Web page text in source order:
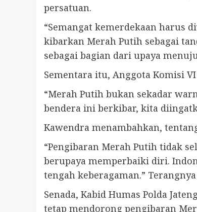
persatuan.
“Semangat kemerdekaan harus
kibarkan Merah Putih sebagai
sebagai bagian dari upaya
Sementara itu, Anggota Komisi
“Merah Putih bukan sekadar
bendera ini berkibar, kita
Kawendra menambahkan,
“Pengibaran Merah Putih tidak
berupaya memperbaiki diri.
tengah keberagaman.” Terangnya
Senada, Kabid Humas Polda
tetap mendorong pengibaran